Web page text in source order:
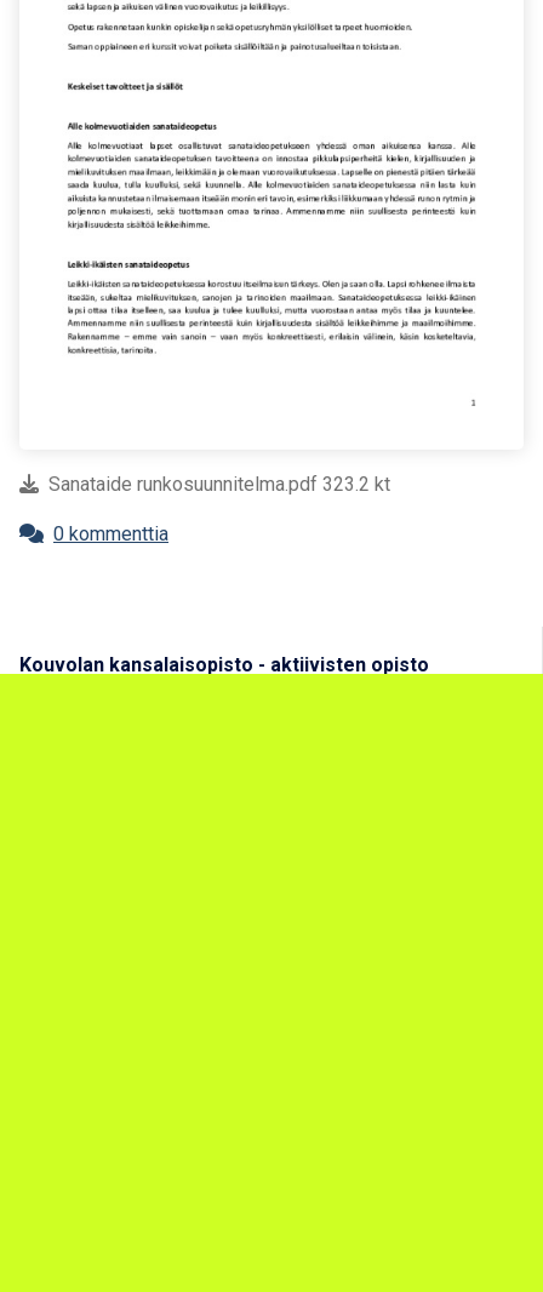
Sanataide runkosuunnitelma.pdf 323.2 kt
0 kommenttia
Kouvolan kansalaisopisto - aktiivisten opisto